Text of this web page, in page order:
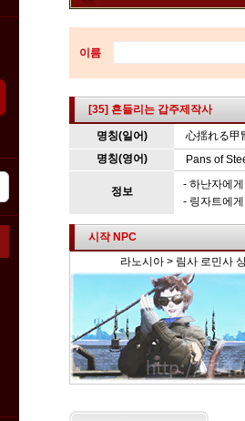
이름
[35] 흔들리는 갑주제작사
명칭(일어)
心揺れる甲
명칭(영어)
Pans of
정보
- 하난자에
- 링자트에
시작 NPC
라노시아 > 림사 로민사